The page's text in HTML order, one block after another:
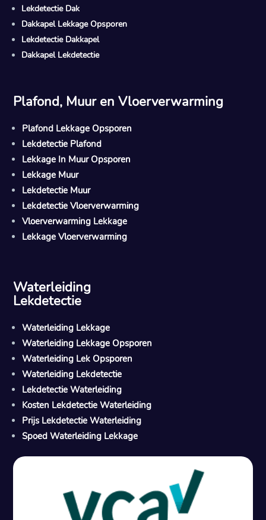
Lekdetectie Dak
Dakkapel Lekkage Opsporen
Lekdetectie Dakkapel
Dakkapel Lekdetectie
Plafond, Muur en Vloerverwarming
Plafond Lekkage Opsporen
Lekdetectie Plafond
Lekkage In Muur Opsporen
Lekkage Muur
Lekdetectie Muur
Lekdetectie Vloerverwarming
Vloerverwarming Lekkage
Lekkage Vloerverwarming
Waterleiding
Lekdetectie
Waterleiding Lekkage
Waterleiding Lekkage Opsporen
Waterleiding Lek Opsporen
Waterleiding Lekdetectie
Lekdetectie Waterleiding
Kosten Lekdetectie Waterleiding
Prijs Lekdetectie Waterleiding
Spoed Waterleiding Lekkage